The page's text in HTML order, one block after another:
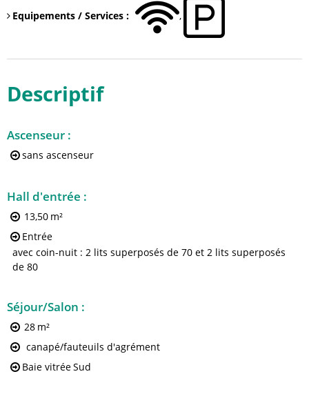
Equipements / Services :
Descriptif
Ascenseur :
sans ascenseur
Hall d'entrée :
13,50 m²
Entrée
avec coin-nuit : 2 lits superposés de 70 et 2 lits superposés
de 80
Séjour/Salon :
28 m²
canapé/fauteuils d'agrément
Baie vitréeSud